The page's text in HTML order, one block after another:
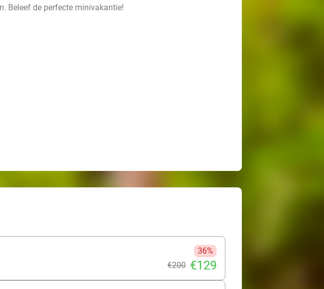
Beleef de perfecte minivakantie!
36%
€200 €129